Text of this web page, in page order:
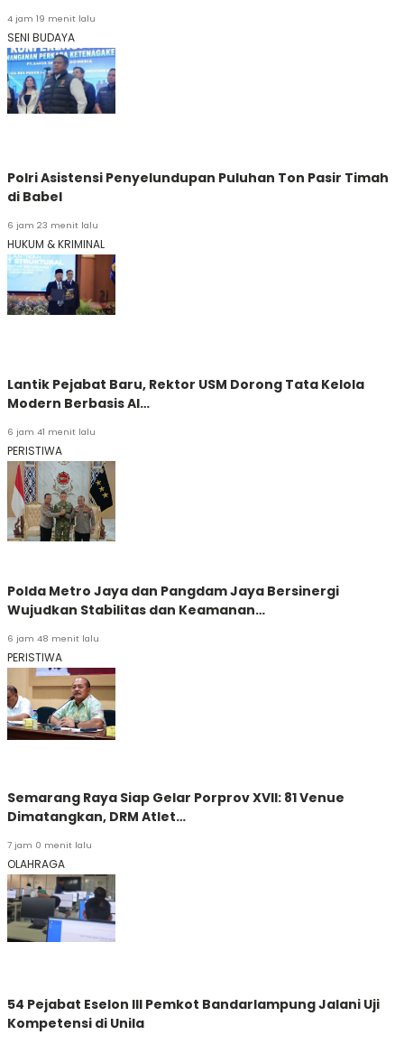
4 jam 19 menit lalu
SENI BUDAYA
Polri Asistensi Penyelundupan Puluhan Ton Pasir Timah
di Babel
6 jam 23 menit lalu
HUKUM & KRIMINAL
Lantik Pejabat Baru, Rektor USM Dorong Tata Kelola
Modern Berbasis AI…
6 jam 41 menit lalu
PERISTIWA
Polda Metro Jaya dan Pangdam Jaya Bersinergi
Wujudkan Stabilitas dan Keamanan…
6 jam 48 menit lalu
PERISTIWA
Semarang Raya Siap Gelar Porprov XVII: 81 Venue
Dimatangkan, DRM Atlet…
7 jam 0 menit lalu
OLAHRAGA
54 Pejabat Eselon III Pemkot Bandarlampung Jalani Uji
Kompetensi di Unila